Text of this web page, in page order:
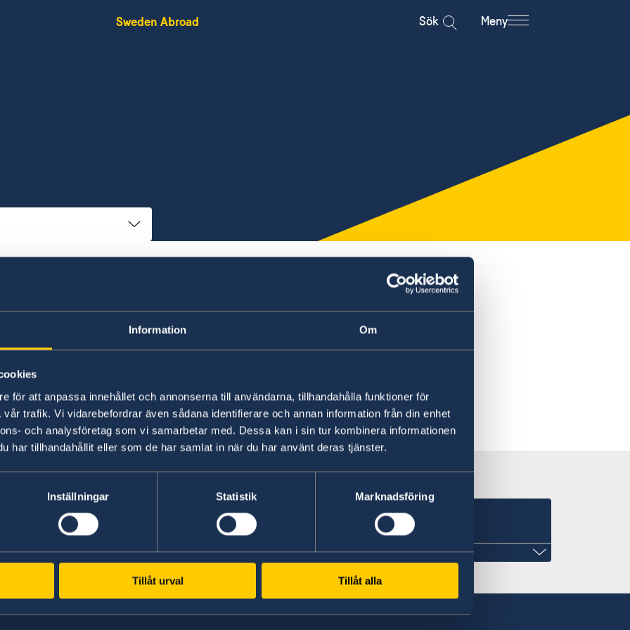
Information Om
för att anpassa innehållet och annonserna till användarna, tillhandahålla funktioner för
trafik. Vi vidarebefordrar även sådana identifierare och annan information från din enhet
och analysföretag som vi samarbetar med. Dessa kan i sin tur kombinera informationen
har tillhandahållit eller som de har samlat in när du har använt deras tjänster.
Inställningar Statistik Marknadsföring
Tillåt urval Tillåt alla
Sweden Abroad Sök Meny
Resa i landet
Svenska konsulat
Kuwait
+971 2 417 88 00